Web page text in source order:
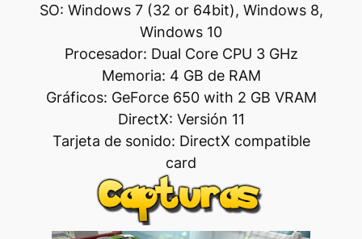
SO: Windows 7 (32 or 64bit), Windows 8,
Windows 10
Procesador: Dual Core CPU 3 GHz
Memoria: 4 GB de RAM
Gráficos: GeForce 650 with 2 GB VRAM
DirectX: Versión 11
Tarjeta de sonido: DirectX compatible
card